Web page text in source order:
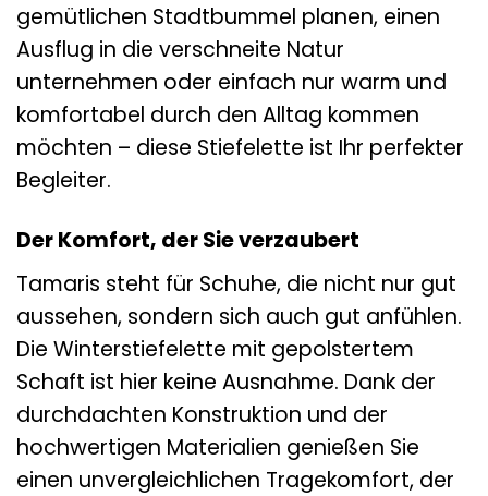
gemütlichen Stadtbummel planen, einen
Ausflug in die verschneite Natur
unternehmen oder einfach nur warm und
komfortabel durch den Alltag kommen
möchten – diese Stiefelette ist Ihr perfekter
Begleiter.
Der Komfort, der Sie verzaubert
Tamaris steht für Schuhe, die nicht nur gut
aussehen, sondern sich auch gut anfühlen.
Die Winterstiefelette mit gepolstertem
Schaft ist hier keine Ausnahme. Dank der
durchdachten Konstruktion und der
hochwertigen Materialien genießen Sie
einen unvergleichlichen Tragekomfort, der